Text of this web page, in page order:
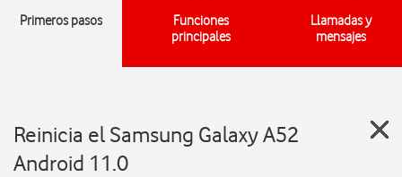
Primeros pasos
Funciones
principales
Llamadas y
mensajes
Reinicia el Samsung Galaxy A52
Android 11.0